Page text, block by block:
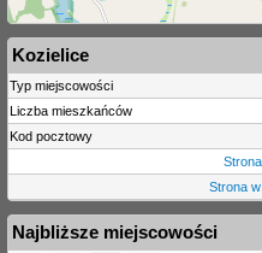
Kozielice
Typ miejscowości
Liczba mieszkańców
Kod pocztowy
Strona
Najbliższe miejscowości